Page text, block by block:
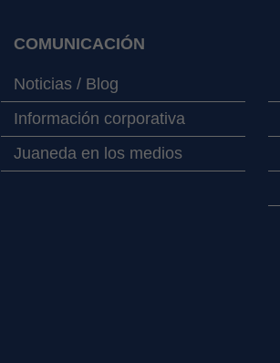
COMUNICACIÓN
Noticias / Blog
Información corporativa
Juaneda en los medios